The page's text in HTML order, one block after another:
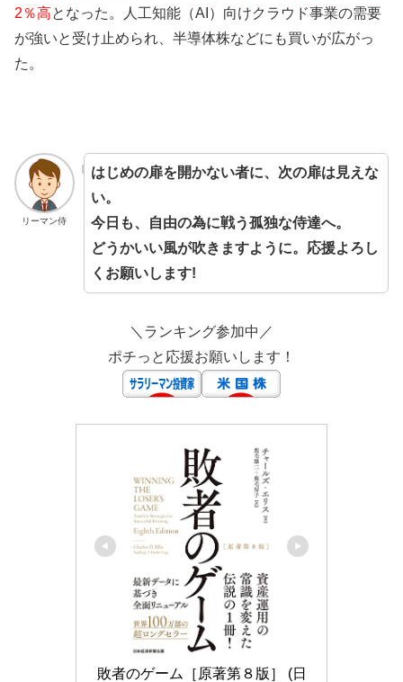
2％高となった。人工知能（AI）向けクラウド事業の需要
が強いと受け止められ、半導体株などにも買いが広がっ
た。
リーマン侍
はじめの扉を開かない者に、次の扉は見えな
い。
今日も、自由の為に戦う孤独な侍達へ。
どうかいい風が吹きますように。応援よろし
くお願いします!
＼ランキング参加中／
ポチっと応援お願いします！
敗者のゲーム［原著第８版］ (日